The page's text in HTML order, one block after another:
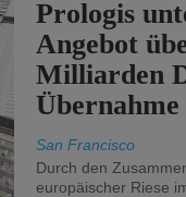
Prologis
Angebot
Milliarden
Übernahme
San Francisco
Durch den
europäischer Riese